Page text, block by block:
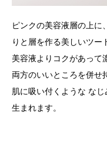
ピンクの美容液層の上に
りと層を作る美しいツー
美容液よりコクがあって
両方のいいところを併せ
肌に吸い付くような な
生まれます。